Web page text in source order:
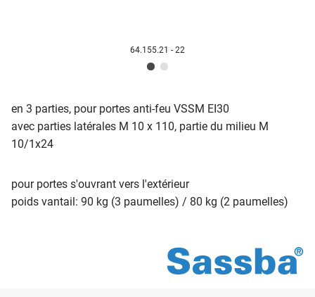
64.155.21 - 22
en 3 parties, pour portes anti-feu VSSM EI30
avec parties latérales M 10 x 110, partie du milieu M
10/1x24
pour portes s'ouvrant vers l'extérieur
poids vantail: 90 kg (3 paumelles) / 80 kg (2 paumelles)